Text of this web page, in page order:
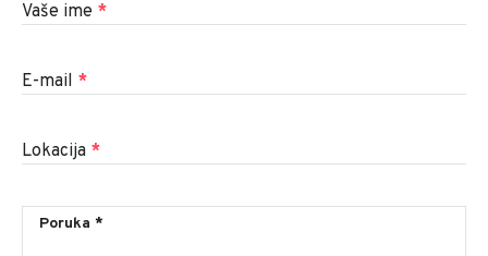
Vaše ime *
E-mail *
Lokacija *